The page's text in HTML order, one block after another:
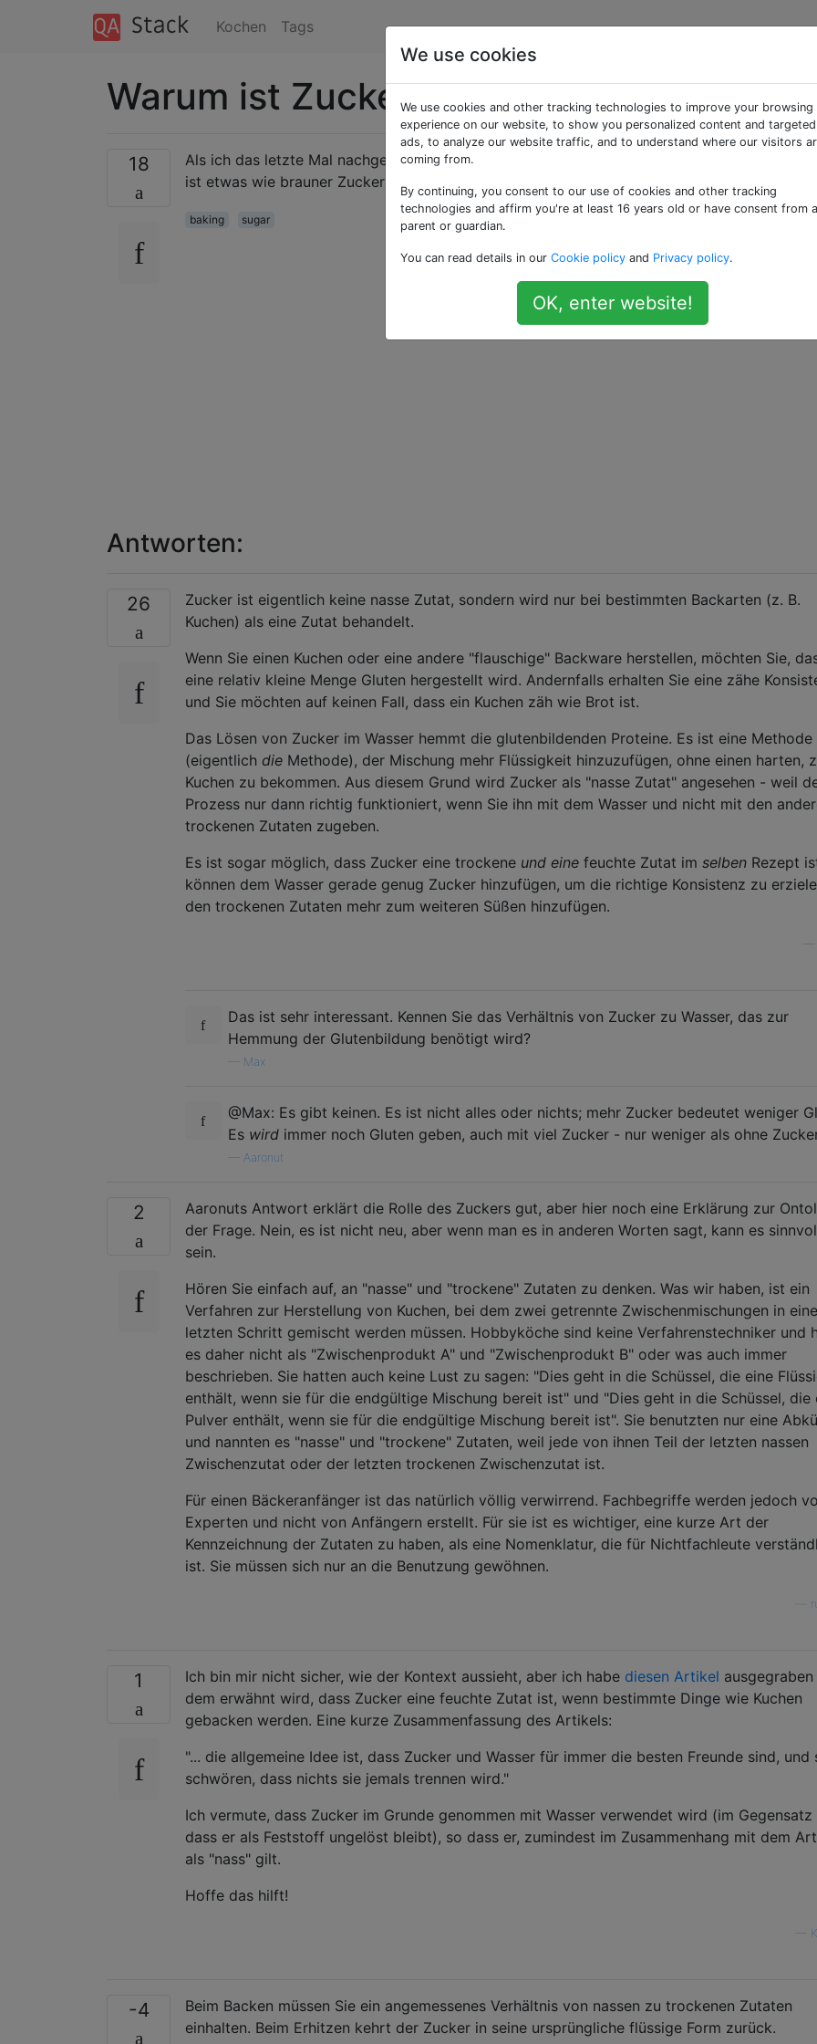
Kochen Tags
Warum ist Zucker eine feuchte Zutat?
18
Als ich das letzte Mal nachgesehen habe, ist der meiste Zucker wirklich trocken (es sei
ist etwas wie brauner Zucker). Warum wird es als "nass" eingestuft?
baking sugar
Antworten:
26
Zucker ist eigentlich keine nasse Zutat, sondern wird nur bei bestimmten Backarten (z. B.
Kuchen) als eine Zutat behandelt.
Wenn Sie einen Kuchen oder eine andere "flauschige" Backware herstellen, möchten Sie,
eine relativ kleine Menge Gluten hergestellt wird. Andernfalls erhalten Sie eine zähe
und Sie möchten auf keinen Fall, dass ein Kuchen zäh wie Brot ist.
Das Lösen von Zucker im Wasser hemmt die glutenbildenden Proteine. Es ist eine Methode
(eigentlich die Methode), der Mischung mehr Flüssigkeit hinzuzufügen, ohne einen harten,
Kuchen zu bekommen. Aus diesem Grund wird Zucker als "nasse Zutat" angesehen - weil
Prozess nur dann richtig funktioniert, wenn Sie ihn mit dem Wasser und nicht mit den
trockenen Zutaten zugeben.
Es ist sogar möglich, dass Zucker eine trockene und eine feuchte Zutat im selben Rezept
können dem Wasser gerade genug Zucker hinzufügen, um die richtige Konsistenz zu
den trockenen Zutaten mehr zum weiteren Süßen hinzufügen.
Das ist sehr interessant. Kennen Sie das Verhältnis von Zucker zu Wasser, das zur
Hemmung der Glutenbildung benötigt wird?
Max
@Max: Es gibt keinen. Es ist nicht alles oder nichts; mehr Zucker bedeutet weniger
Es wird immer noch Gluten geben, auch mit viel Zucker - nur weniger als ohne
Aaronut
2
Aaronuts Antwort erklärt die Rolle des Zuckers gut, aber hier noch eine Erklärung zur
der Frage. Nein, es ist nicht neu, aber wenn man es in anderen Worten sagt, kann es
sein.
Hören Sie einfach auf, an "nasse" und "trockene" Zutaten zu denken. Was wir haben, ist ein
Verfahren zur Herstellung von Kuchen, bei dem zwei getrennte Zwischenmischungen in
letzten Schritt gemischt werden müssen. Hobbyköche sind keine Verfahrenstechniker und
es daher nicht als "Zwischenprodukt A" und "Zwischenprodukt B" oder was auch immer
beschrieben. Sie hatten auch keine Lust zu sagen: "Dies geht in die Schüssel, die eine
enthält, wenn sie für die endgültige Mischung bereit ist" und "Dies geht in die Schüssel, die
Pulver enthält, wenn sie für die endgültige Mischung bereit ist". Sie benutzten nur eine
und nannten es "nasse" und "trockene" Zutaten, weil jede von ihnen Teil der letzten nassen
Zwischenzutat oder der letzten trockenen Zwischenzutat ist.
Für einen Bäckeranfänger ist das natürlich völlig verwirrend. Fachbegriffe werden jedoch
Experten und nicht von Anfängern erstellt. Für sie ist es wichtiger, eine kurze Art der
Kennzeichnung der Zutaten zu haben, als eine Nomenklatur, die für Nichtfachleute
ist. Sie müssen sich nur an die Benutzung gewöhnen.
1 Ich bin mir nicht sicher, wie der Kontext aussieht, aber ich habe diesen Artikel ausgegraben
dem erwähnt wird, dass Zucker eine feuchte Zutat ist, wenn bestimmte Dinge wie Kuchen
gebacken werden. Eine kurze Zusammenfassung des Artikels:
"... die allgemeine Idee ist, dass Zucker und Wasser für immer die besten Freunde sind, und
schwören, dass nichts sie jemals trennen wird."
Ich vermute, dass Zucker im Grunde genommen mit Wasser verwendet wird (im Gegensatz
dass er als Feststoff ungelöst bleibt), so dass er, zumindest im Zusammenhang mit dem
als "nass" gilt.
Hoffe das hilft!
-4
Beim Backen müssen Sie ein angemessenes Verhältnis von nassen zu trockenen Zutaten
einhalten. Beim Erhitzen kehrt der Zucker in seine ursprüngliche flüssige Form zurück.
We use cookies
We use cookies and other tracking technologies to improve your browsing
experience on our website, to show you personalized content and targeted
ads, to analyze our website traffic, and to understand where our visitors
coming from.
By continuing, you consent to our use of cookies and other tracking
technologies and affirm you're at least 16 years old or have consent from a
parent or guardian.
You can read details in our Cookie policy and Privacy policy.
OK, enter website!